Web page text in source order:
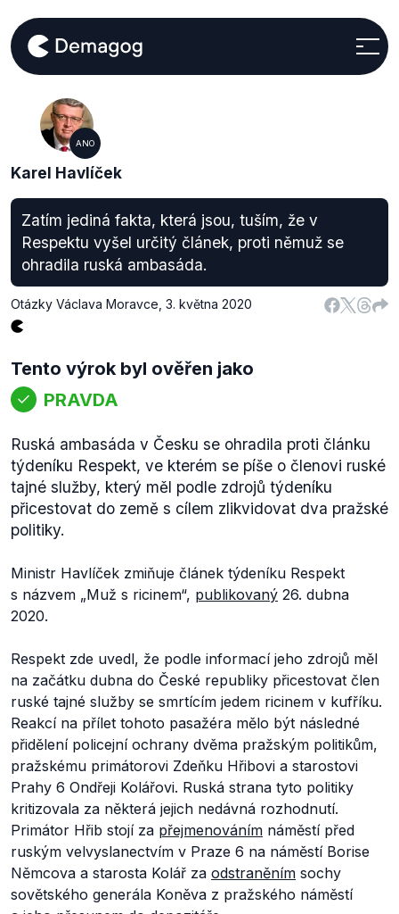
ANO
Karel Havlíček
Zatím jediná fakta, která jsou, tuším, že v
Respektu vyšel určitý článek, proti němuž se
ohradila ruská ambasáda.
Otázky Václava Moravce 3. května 2020
Tento výrok byl ověřen jako
PRAVDA
Ruská ambasáda v Česku se ohradila proti článku
týdeníku Respekt, ve kterém se píše o členovi ruské
tajné služby, který měl podle zdrojů týdeníku
přicestovat do země s cílem zlikvidovat dva pražské
politiky.
Ministr Havlíček zmiňuje článek týdeníku Respekt
s názvem „Muž s ricinem“, publikovaný 26. dubna
2020.
Respekt zde uvedl, že podle informací jeho zdrojů měl
na začátku dubna do České republiky přicestovat člen
ruské tajné služby se smrtícím jedem ricinem v kufříku.
Reakcí na přílet tohoto pasažéra mělo být následné
přidělení policejní ochrany dvěma pražským politikům,
pražskému primátorovi Zdeňku Hřibovi a starostovi
Prahy 6 Ondřeji Kolářovi. Ruská strana tyto politiky
kritizovala za některá jejich nedávná rozhodnutí.
Primátor Hřib stojí za přejmenováním náměstí před
ruským velvyslanectvím v Praze 6 na náměstí Borise
Němcova a starosta Kolář za odstraněním sochy
sovětského generála Koněva z pražského náměstí